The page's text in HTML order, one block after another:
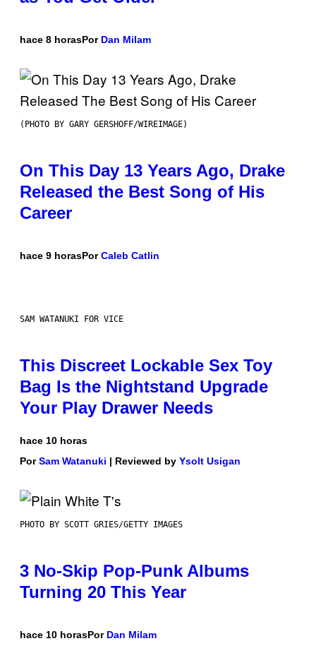
hace 8 horasPor Dan Milam
(PHOTO BY GARY GERSHOFF/WIREIMAGE)
On This Day 13 Years Ago, Drake
Released the Best Song of His
Career
hace 9 horasPorCaleb Catlin
SAM WATANUKI FOR VICE
This Discreet Lockable Sex Toy
Bag Is the Nightstand Upgrade
Your Play Drawer Needs
hace 10 horas
PorSam Watanuki | Reviewed by Ysolt Usigan
PHOTO BY SCOTT GRIES/GETTY IMAGES
3 No-Skip Pop-Punk Albums
Turning 20 This Year
hace 10 horasPor Dan Milam